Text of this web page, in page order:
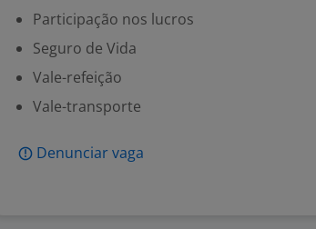
Participação nos lucros
Seguro de Vida
Vale-refeição
Vale-transporte
Denunciar vaga